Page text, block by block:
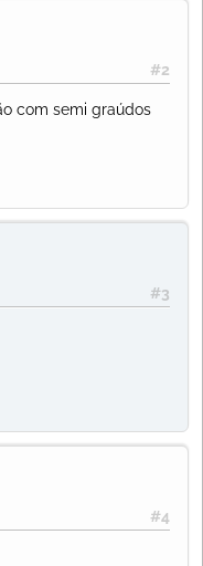
#2
com semi graúdos
#3
#4